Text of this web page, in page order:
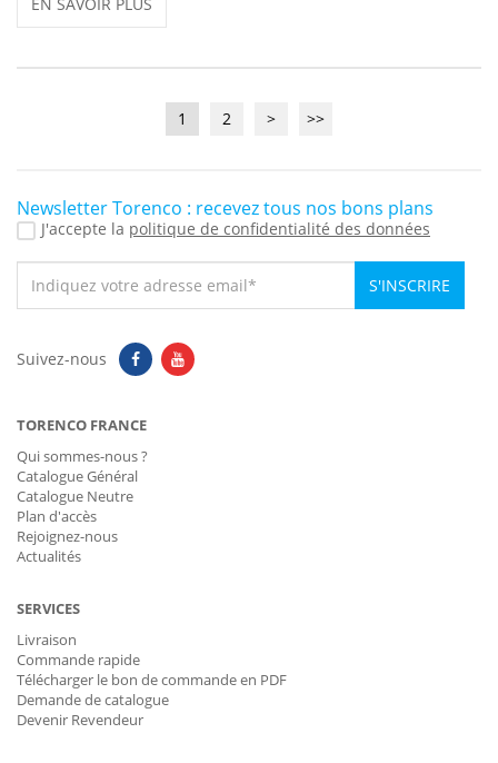
1 2 > >>
Newsletter Torenco : recevez tous nos bons plans
J'accepte la politique de confidentialité des données
S'INSCRIRE
Suivez-nous
TORENCO FRANCE
Qui sommes-nous ?
Catalogue Général
Catalogue Neutre
Plan d'accès
Rejoignez-nous
Actualités
SERVICES
Livraison
Commande rapide
Télécharger le bon de commande en PDF
Demande de catalogue
Devenir Revendeur